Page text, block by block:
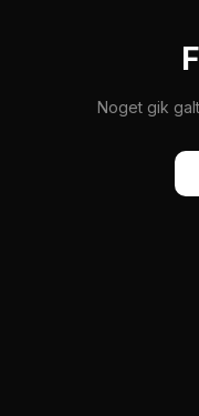
Noget gik